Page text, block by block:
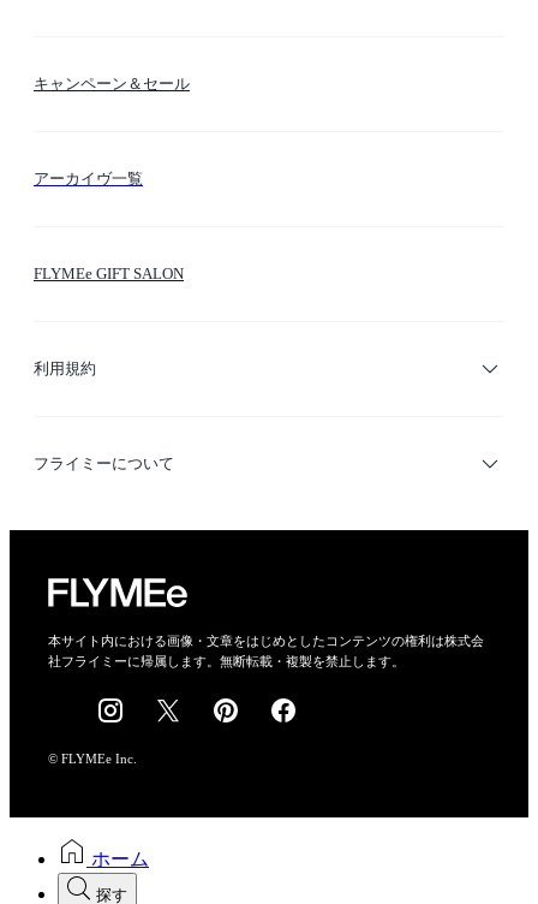
キャンペーン＆セール
アーカイヴ一覧
FLYMEe GIFT SALON
利用規約
利用規約
フライミーについて
会社概要
採用情報
本サイト内における画像・文章をはじめとしたコンテンツの権利は株式会
社フライミーに帰属します。無断転載・複製を禁止します。
© FLYMEe Inc.
ホーム
探す